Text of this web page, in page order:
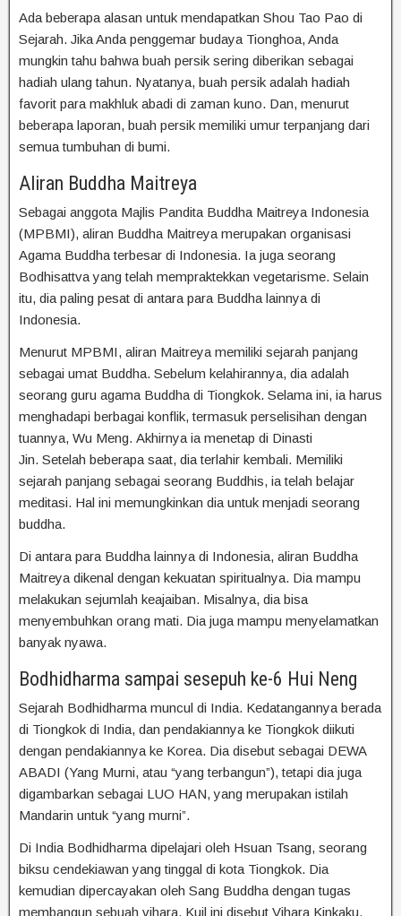
Ada beberapa alasan untuk mendapatkan Shou Tao Pao di
Sejarah. Jika Anda penggemar budaya Tionghoa, Anda
mungkin tahu bahwa buah persik sering diberikan sebagai
hadiah ulang tahun. Nyatanya, buah persik adalah hadiah
favorit para makhluk abadi di zaman kuno. Dan, menurut
beberapa laporan, buah persik memiliki umur terpanjang dari
semua tumbuhan di bumi.
Aliran Buddha Maitreya
Sebagai anggota Majlis Pandita Buddha Maitreya Indonesia
(MPBMI), aliran Buddha Maitreya merupakan organisasi
Agama Buddha terbesar di Indonesia. Ia juga seorang
Bodhisattva yang telah mempraktekkan vegetarisme. Selain
itu, dia paling pesat di antara para Buddha lainnya di
Indonesia.
Menurut MPBMI, aliran Maitreya memiliki sejarah panjang
sebagai umat Buddha. Sebelum kelahirannya, dia adalah
seorang guru agama Buddha di Tiongkok. Selama ini, ia harus
menghadapi berbagai konflik, termasuk perselisihan dengan
tuannya, Wu Meng. Akhirnya ia menetap di Dinasti
Jin. Setelah beberapa saat, dia terlahir kembali. Memiliki
sejarah panjang sebagai seorang Buddhis, ia telah belajar
meditasi. Hal ini memungkinkan dia untuk menjadi seorang
buddha.
Di antara para Buddha lainnya di Indonesia, aliran Buddha
Maitreya dikenal dengan kekuatan spiritualnya. Dia mampu
melakukan sejumlah keajaiban. Misalnya, dia bisa
menyembuhkan orang mati. Dia juga mampu menyelamatkan
banyak nyawa.
Bodhidharma sampai sesepuh ke-6 Hui Neng
Sejarah Bodhidharma muncul di India. Kedatangannya berada
di Tiongkok di India, dan pendakiannya ke Tiongkok diikuti
dengan pendakiannya ke Korea. Dia disebut sebagai DEWA
ABADI (Yang Murni, atau “yang terbangun”), tetapi dia juga
digambarkan sebagai LUO HAN, yang merupakan istilah
Mandarin untuk “yang murni”.
Di India Bodhidharma dipelajari oleh Hsuan Tsang, seorang
biksu cendekiawan yang tinggal di kota Tiongkok. Dia
kemudian dipercayakan oleh Sang Buddha dengan tugas
membangun sebuah vihara. Kuil ini disebut Vihara Kinkaku.